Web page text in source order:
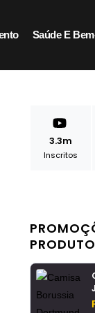
Saúde E
3.3m
Inscritos